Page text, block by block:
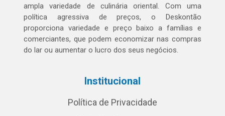
ampla variedade de culinária oriental. Com uma
política agressiva de preços, o Deskontão
proporciona variedade e preço baixo a famílias e
comerciantes, que podem economizar nas compras
do lar ou aumentar o lucro dos seus negócios.
Institucional
Política de Privacidade